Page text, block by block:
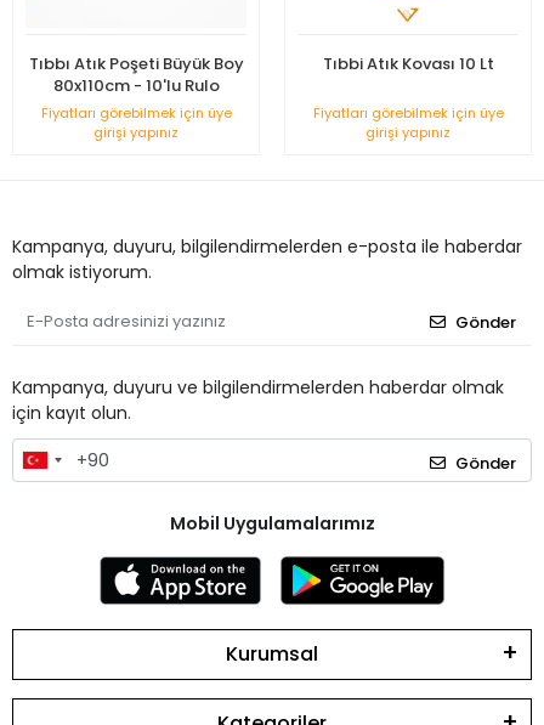
Tıbbı Atık Poşeti Büyük Boy
80x110cm - 10'lu Rulo
Fiyatları görebilmek için üye
girişi yapınız
Tıbbi Atık Kovası 10 Lt
Fiyatları görebilmek için üye
girişi yapınız
Kampanya, duyuru, bilgilendirmelerden e-posta ile haberdar
olmak istiyorum.
Gönder
Kampanya, duyuru ve bilgilendirmelerden haberdar olmak
için kayıt olun.
Gönder
Mobil Uygulamalarımız
Kurumsal